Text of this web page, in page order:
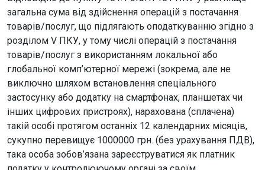
загальна сума від здійснення операцій з постачання
товарів/послуг, що підлягають оподаткуванню згідно з
розділом V ПКУ, у тому числі операцій з постачання
товарів/послуг з використанням локальної або
глобальної комп’ютерної мережі (зокрема, але не
виключно шляхом встановлення спеціального
застосунку або додатку на смартфонах, планшетах чи
інших цифрових пристроях), нарахована (сплачена)
такій особі протягом останніх 12 календарних місяців,
сукупно перевищує 1000000 грн. (без урахування ПДВ),
така особа зобов’язана зареєструватися як платник